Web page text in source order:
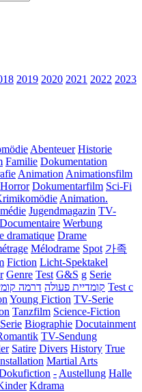
2019 2020 2021 2022 2023
Abenteuer Historie
Familie Dokumentation
Animation Animationsfilm
Horror Dokumentarfilm Sci-Fi
Animation.
Jugendmagazin TV-
Documentaire Werbung
dramatique Drame
Mélodrame Spot 가족
Fiction Licht-Spektakel
Genre Test G&S g Serie
קומדיית פעולה דרמה
Test c
Young Fiction TV-Serie
Tanzfilm Science-Fiction
Biographie Docutainment
TV-Sendung
Satire Divers History True
Martial Arts
- Austellung Halle
Kdrama